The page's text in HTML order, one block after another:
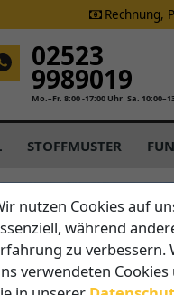
Rechnung,
02523
9989019
Mo.–Fr. 8:00 -17:00 Uhr Sa.
STOFFMUSTER
nutzen Cookies auf
während
zu
verwendeten